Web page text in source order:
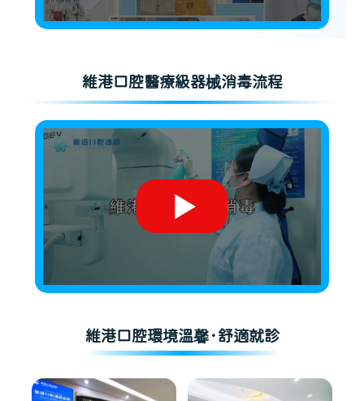
維港口腔醫療級器械消毒流程
維港口腔環境溫馨·舒適就診